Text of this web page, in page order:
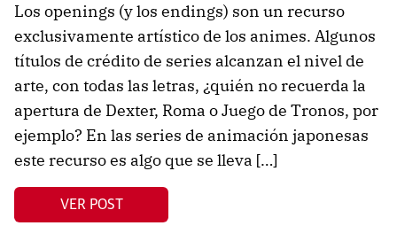
Los openings (y los endings) son un recurso
exclusivamente artístico de los animes. Algunos
títulos de crédito de series alcanzan el nivel de
arte, con todas las letras, ¿quién no recuerda la
apertura de Dexter, Roma o Juego de Tronos, por
ejemplo? En las series de animación japonesas
este recurso es algo que se lleva […]
VER POST